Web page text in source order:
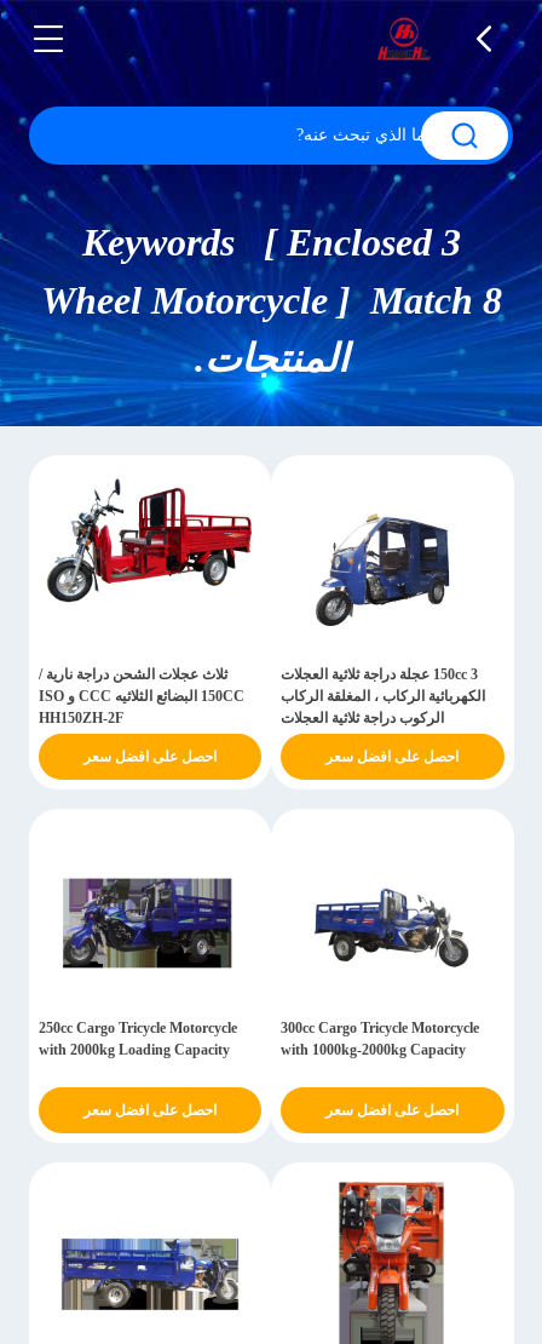
Keywords [ Enclosed 3
Wheel Motorcycle ] Match 8
المنتجات.
150cc 3 عجلة دراجة ثلاثية العجلات
الكهربائية الركاب ، المغلقة الركاب
الركوب دراجة ثلاثية العجلات
احصل على افضل سعر
ثلاث عجلات الشحن دراجة نارية /
150CC البضائع الثلاثيه CCC و ISO
HH150ZH-2F
احصل على افضل سعر
300cc Cargo Tricycle Motorcycle
with 1000kg-2000kg Capacity
احصل على افضل سعر
250cc Cargo Tricycle Motorcycle
with 2000kg Loading Capacity
احصل على افضل سعر